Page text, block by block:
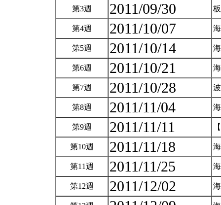
第3週 2011/09/30
第4週 2011/10/07
第5週 2011/10/14
第6週 2011/10/21
第7週 2011/10/28
第8週 2011/11/04
第9週 2011/11/11
第10週 2011/11/18
第11週 2011/11/25
第12週 2011/12/02